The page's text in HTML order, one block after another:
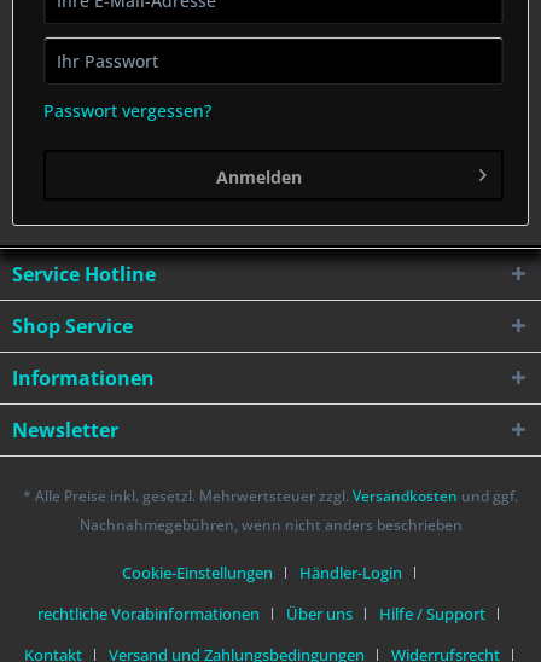
Passwort vergessen?
Anmelden
Service Hotline
Shop Service
Informationen
Newsletter
* Alle Preise inkl. gesetzl. Mehrwertsteuer zzgl. Versandkosten und ggf.
Nachnahmegebühren, wenn nicht anders beschrieben
Cookie-Einstellungen
Händler-Login
rechtliche Vorabinformationen
Über uns
Hilfe / Support
Kontakt
Versand und Zahlungsbedingungen Widerrufsrecht